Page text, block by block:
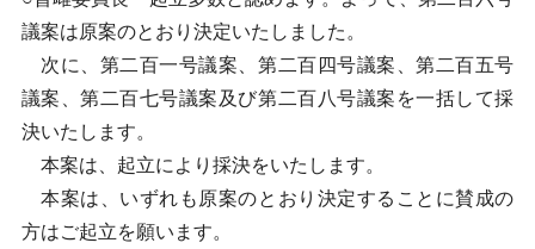
議案は原案のとおり決定いたしました。
次に、第二百一号議案、第二百四号議案、第二百五号
議案、第二百七号議案及び第二百八号議案を一括して採
決いたします。
本案は、起立により採決をいたします。
本案は、いずれも原案のとおり決定することに賛成の
方はご起立を願います。